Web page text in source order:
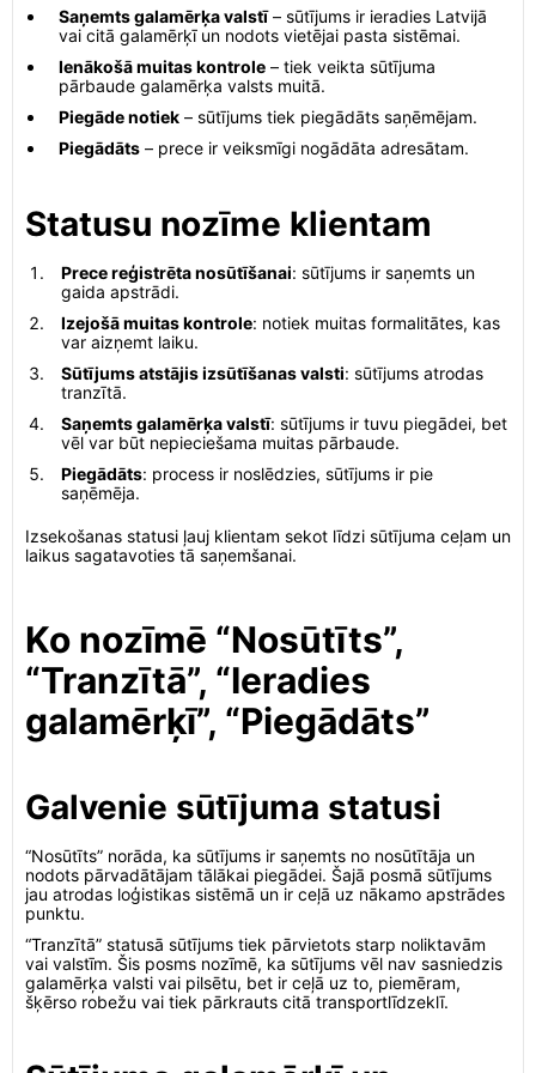
Saņemts galamērķa valstī– sūtījums ir ieradies Latvijā
vai citā galamērķī un nodots vietējai pasta sistēmai.
Ienākošā muitas kontrole – tiek veikta sūtījuma
pārbaude galamērķa valsts muitā.
Piegāde notiek – sūtījums tiek piegādāts saņēmējam.
Piegādāts – prece ir veiksmīgi nogādāta adresātam.
Statusu nozīme klientam
Prece reģistrēta nosūtīšanai: sūtījums ir saņemts un
gaida apstrādi.
Izejošā muitas kontrole: notiek muitas formalitātes, kas
var aizņemt laiku.
Sūtījums atstājis izsūtīšanas valsti: sūtījums atrodas
tranzītā.
Saņemts galamērķa valstī: sūtījums ir tuvu piegādei, bet
vēl var būt nepieciešama muitas pārbaude.
Piegādāts: process ir noslēdzies, sūtījums ir pie
saņēmēja.
Izsekošanas statusi ļauj klientam sekot līdzi sūtījuma ceļam un
laikus sagatavoties tā saņemšanai.
Ko nozīmē “Nosūtīts”,
“Tranzītā”, “Ieradies
galamērķī”, “Piegādāts”
Galvenie sūtījuma statusi
“Nosūtīts” norāda, ka sūtījums ir saņemts no nosūtītāja un
nodots pārvadātājam tālākai piegādei. Šajā posmā sūtījums
jau atrodas loģistikas sistēmā un ir ceļā uz nākamo apstrādes
punktu.
“Tranzītā” statusā sūtījums tiek pārvietots starp noliktavām
vai valstīm. Šis posms nozīmē, ka sūtījums vēl nav sasniedzis
galamērķa valsti vai pilsētu, bet ir ceļā uz to, piemēram,
šķērso robežu vai tiek pārkrauts citā transportlīdzeklī.